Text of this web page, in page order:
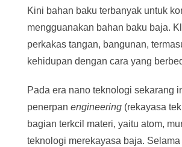
Kini bahan baku terbanyak untuk
mengguanakan bahan baku baja.
perkakas tangan, bangunan,
kehidupan dengan cara yang
Pada era nano teknologi sekarang
penerpan engineering (rekayasa
bagian terkcil materi, yaitu atom,
teknologi merekayasa baja.